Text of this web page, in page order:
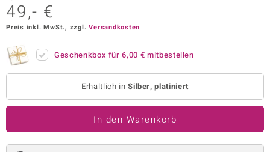
BY DE MELO
49,- €
Preis inkl. MwSt., zzgl.Versandkosten
Geschenkbox für6,00 € mitbestellen
Erhältlich inSilber, platiniert
In den Warenkorb